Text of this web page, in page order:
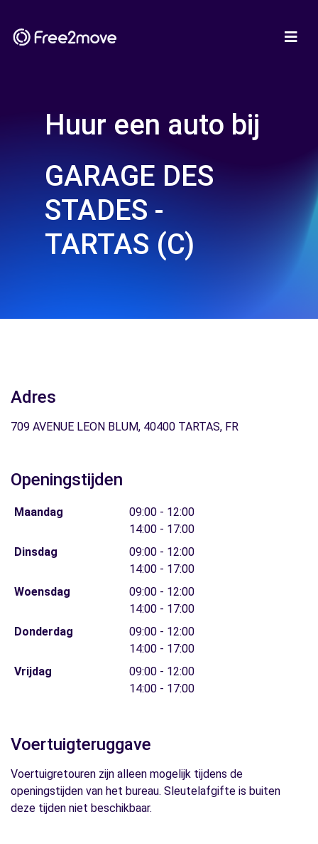
Huur een auto bij
GARAGE DES
STADES -
TARTAS (C)
Adres
709 AVENUE LEON BLUM, 40400 TARTAS, FR
Openingstijden
Maandag
09:00 - 12:00
14:00 - 17:00
Dinsdag
09:00 - 12:00
14:00 - 17:00
Woensdag
09:00 - 12:00
14:00 - 17:00
Donderdag
09:00 - 12:00
14:00 - 17:00
Vrijdag
09:00 - 12:00
14:00 - 17:00
Voertuigteruggave
Voertuigretouren zijn alleen mogelijk tijdens de
openingstijden van het bureau. Sleutelafgifte is buiten
deze tijden niet beschikbaar.